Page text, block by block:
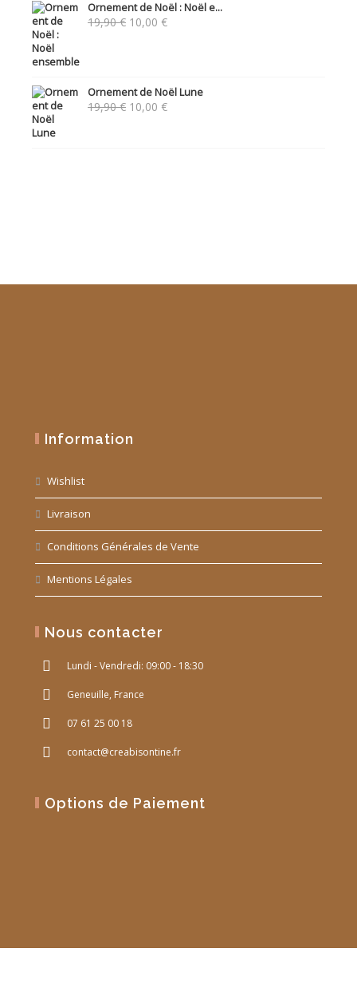
Ornement de Noël : Noël e...
19,90€ Le
10,00 €Le
Ornement de Noël Lune
19,90€ Le
10,00 €Le
Information
Wishlist
Livraison
Conditions Générales de Vente
Mentions Légales
Nous contacter
Lundi - Vendredi: 09:00 - 18:30
Geneuille, France
07 61 25 00 18
contact@creabisontine.fr
Options de Paiement